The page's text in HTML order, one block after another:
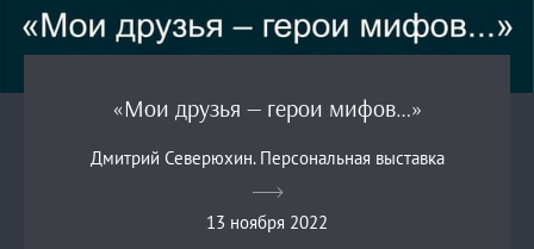
«Мои друзья — герои мифов…»
Дмитрий Северюхин. Персональная выставка
13 ноября 2022